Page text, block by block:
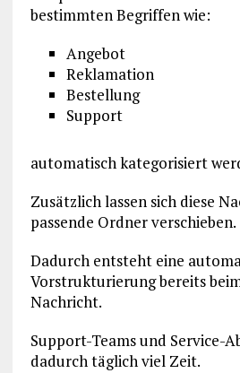
bestimmten Begriffen wie:
Angebot
Reklamation
Bestellung
Support
automatisch kategorisiert
Zusätzlich lassen sich diese
passende Ordner verschieben.
Dadurch entsteht eine
Vorstrukturierung bereits
Nachricht.
Support-Teams und Service-
dadurch täglich viel Zeit.